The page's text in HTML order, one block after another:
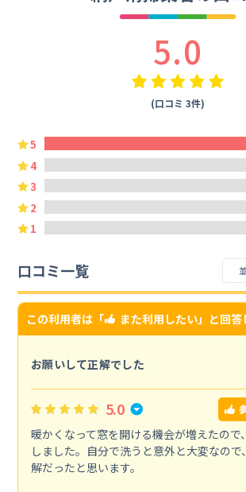
5.0
(口コミ 3件)
5
4
3
2
1
口コミ一覧
この利用者は「 また利用したい」と回答
お願いして正解でした
5.0
暖かくなって窓を開ける機会が増えたので
しました。自分で洗うと意外と大変なの
解だったと思います。